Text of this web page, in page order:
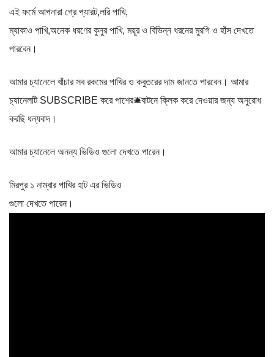
এই ফর্মে আপনারা গ্রে প্যারট,লরি পাখি,
ম্যাকাও পাখি,অনেক ধরণের কুনুর পাখি, ময়ূর ও বিভিন্ন ধরনের মুরগি ও হাঁস দেখতে
পারবেন।
আমার চ্যানেলে খাঁচার সব রকমের পাখির ও কবুতরের দাম জানতে পারবেন। আমার
চ্যানেলটি SUBSCRIBE করে পাশের🛎বাটনে ক্লিক করে দেওয়ার জন্য অনুরোধ
করছি ধন্যবাদ।
আমার চ্যানেলে অনন্য ভিডিও গুলো দেখতে পারেন।
মিরপুর ১ নাম্বার পাখির হাট এর ভিডিও
গুলো দেখতে পারেন।